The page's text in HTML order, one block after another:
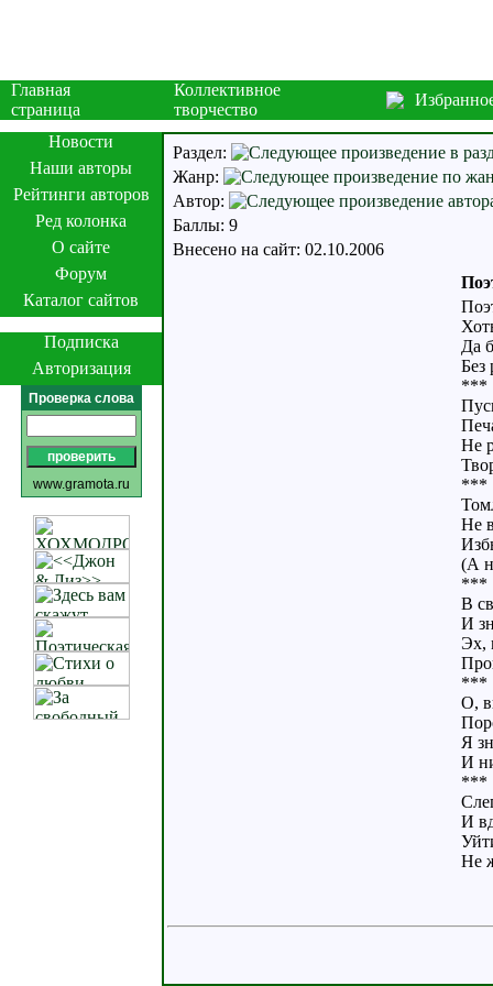
Главная
страница
Коллективное
творчество
Новости
Наши авторы
Рейтинги авторов
Ред колонка
О сайте
Форум
Каталог сайтов
Подписка
Авторизация
Проверка слова
www.gramota.ru
Раздел:
Жанр:
Автор:
Баллы: 9
Внесено на сайт: 02.10.2006
Да
Без
***
Не
***
Не
(А
***
В
И
Эх,
***
О,
Я
И
***
И
Не